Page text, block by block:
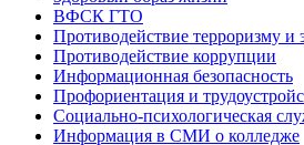
ВФСК ГТО
Противодействие терроризму и
Противодействие коррупции
Информационная безопасность
Профориентация и
Социально-психологическая
Информация в СМИ о колледже